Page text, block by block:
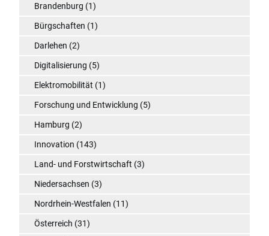
Brandenburg (1)
Bürgschaften (1)
Darlehen (2)
Digitalisierung (5)
Elektromobilität (1)
Forschung und Entwicklung (5)
Hamburg (2)
Innovation (143)
Land- und Forstwirtschaft (3)
Niedersachsen (3)
Nordrhein-Westfalen (11)
Österreich (31)